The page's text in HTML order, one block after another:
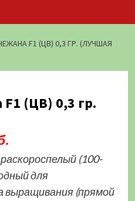
F1 (ЦВ) 0,3 ГР. (ЛУЧШАЯ
(ЦВ) 0,3 гр.
(100-
для
выращивания (прямой